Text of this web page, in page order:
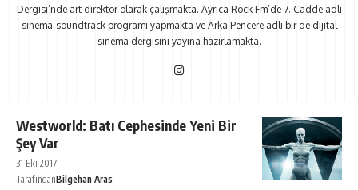
Dergisi’nde art direktör olarak çalışmakta. Ayrıca Rock Fm’de 7. Cadde adlı
sinema-soundtrack programı yapmakta ve Arka Pencere adlı bir de dijital
sinema dergisini yayına hazırlamakta.
Westworld: Batı Cephesinde Yeni Bir
Şey Var
31 Eki 2017
TarafındanBilgehan Aras